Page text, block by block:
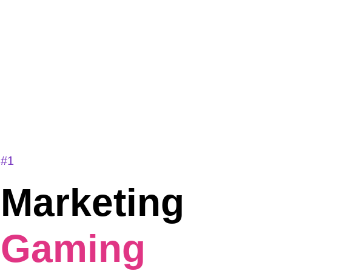
Marketing
Gaming
#1